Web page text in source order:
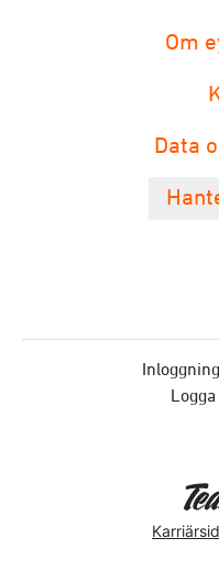
Om
Data